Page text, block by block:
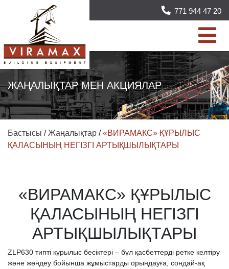
771 944 47 20
ЖАҢАЛЫҚТАР МЕН АКЦИЯЛАР
Бастысы / Жаңалықтар /«ВИРАМАКС» ҚҰРЫЛЫС
ҚАЛАСЫНЫҢ НЕГІЗГІ АРТЫҚШЫЛЫҚТАРЫ
«ВИРАМАКС» ҚҰРЫЛЫС
ҚАЛАСЫНЫҢ НЕГІЗГІ
АРТЫҚШЫЛЫҚТАРЫ
ZLP630 типті құрылыс бесіктері – бұл қасбеттерді ретке келтіру
және жөндеу бойынша жұмыстарды орындауға, сондай-ақ